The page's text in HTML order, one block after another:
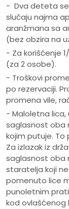
- Dva deteta
slučaju najma
aranžmana sa
(bez obzira na
- Za korišćenje
(za 2 osobe).
- Troškovi
po rezervaciji.
promena vile,
- Maloletna lica,
saglasnost oba
kojim putuje. To
Za izlazak iz
saglasnost oba
staratelja koji
pomenuto lice
punoletnim
kod